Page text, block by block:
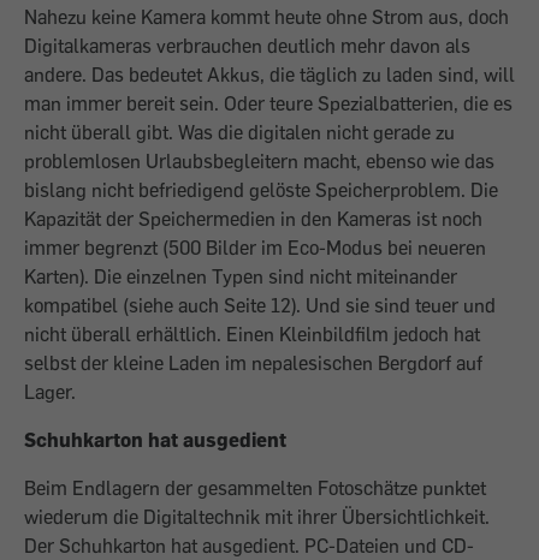
Nahezu keine Kamera kommt heute ohne Strom aus, doch
Digitalkameras verbrauchen deutlich mehr davon als
andere. Das bedeutet Akkus, die täglich zu laden sind, will
man immer bereit sein. Oder teure Spezialbatterien, die es
nicht überall gibt. Was die digitalen nicht gerade zu
problemlosen Urlaubsbegleitern macht, ebenso wie das
bislang nicht befriedigend gelöste Speicherproblem. Die
Kapazität der Speichermedien in den Kameras ist noch
immer begrenzt (500 Bilder im Eco-Modus bei neueren
Karten). Die einzelnen Typen sind nicht miteinander
kompatibel (siehe auch Seite 12). Und sie sind teuer und
nicht überall erhältlich. Einen Kleinbildfilm jedoch hat
selbst der kleine Laden im nepalesischen Bergdorf auf
Lager.
Schuhkarton hat ausgedient
Beim Endlagern der gesammelten Fotoschätze punktet
wiederum die Digitaltechnik mit ihrer Übersichtlichkeit.
Der Schuhkarton hat ausgedient. PC-Dateien und CD-